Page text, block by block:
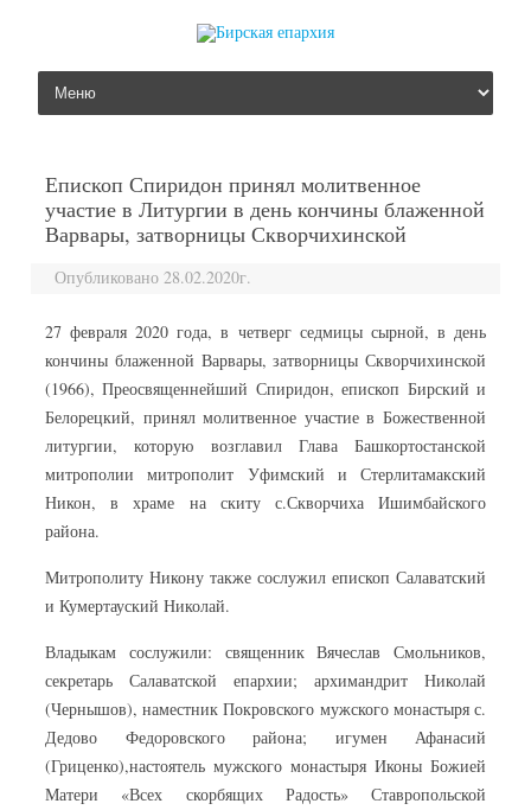
перейти к содержанию
Епископ Спиридон принял молитвенное
участие в Литургии в день кончины блаженной
Варвары, затворницы Скворчихинской
Опубликовано 28.02.2020г.
27 февраля 2020 года, в четверг седмицы сырной, в день
кончины блаженной Варвары, затворницы Скворчихинской
(1966), Преосвященнейший Спиридон, епископ Бирский и
Белорецкий, принял молитвенное участие в Божественной
литургии, которую возглавил Глава Башкортостанской
митрополии митрополит Уфимский и Стерлитамакский
Никон, в храме на скиту с.Скворчиха Ишимбайского
района.
Митрополиту Никону также сослужил епископ Салаватский
и Кумертауский Николай.
Владыкам сослужили: священник Вячеслав Смольников,
секретарь Салаватской епархии; архимандрит Николай
(Чернышов), наместник Покровского мужского монастыря с.
Дедово Федоровского района; игумен Афанасий
(Гриценко),настоятель мужского монастыря Иконы Божией
Матери «Всех скорбящих Радость» Ставропольской